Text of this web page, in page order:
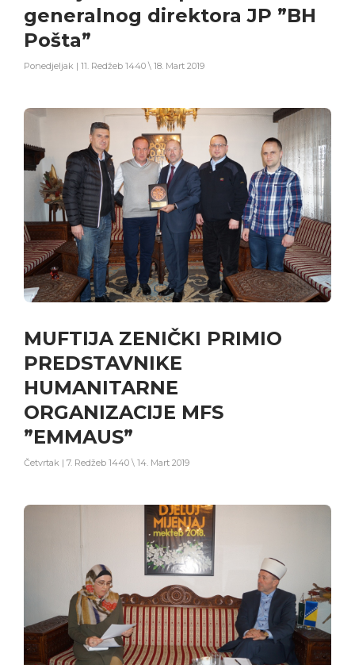
generalnog direktora JP ”BH
Pošta”
Ponedjeljak | 11. Redžeb 1440 \ 18. Mart 2019
MUFTIJA ZENIČKI PRIMIO
PREDSTAVNIKE
HUMANITARNE
ORGANIZACIJE MFS
”EMMAUS”
Četvrtak | 7. Redžeb 1440 \ 14. Mart 2019